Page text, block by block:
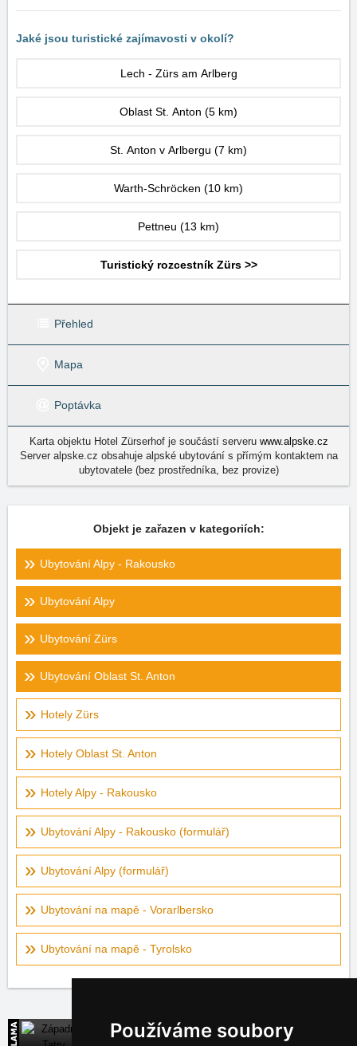
Používáme soubory
Jaké jsou turistické zajímavosti v okolí?
Lech - Zürs am Arlberg
Oblast St. Anton (5 km)
St. Anton v Arlbergu (7 km)
Warth-Schröcken (10 km)
Pettneu (13 km)
Turistický rozcestník Zürs >>
Přehled
Mapa
Poptávka
Karta objektu Hotel Zürserhof je součástí serveru www.alpske.cz
Server alpske.cz obsahuje alpské ubytování s přímým kontaktem na
ubytovatele (bez prostředníka, bez provize)
Objekt je zařazen v kategoriích:
Ubytování Alpy - Rakousko
Ubytování Alpy
Ubytování Zürs
Ubytování Oblast St. Anton
Hotely Zürs
Hotely Oblast St. Anton
Hotely Alpy - Rakousko
Ubytování Alpy - Rakousko (formulář)
Ubytování Alpy (formulář)
Ubytování na mapě - Vorarlbersko
Ubytování na mapě - Tyrolsko
Západní Tatry